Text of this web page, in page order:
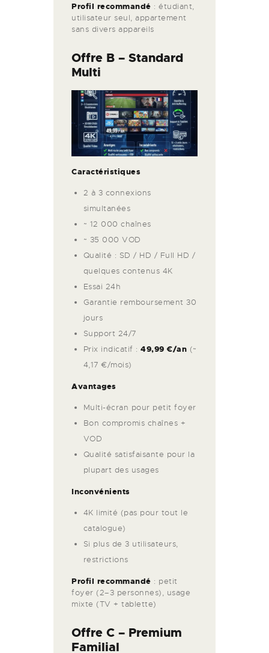
Profil recommandé : étudiant,
utilisateur seul, appartement
sans divers appareils
Offre B – Standard
Multi
Caractéristiques
2 à 3 connexions
simultanées
~ 12 000 chaînes
~ 35 000 VOD
Qualité : SD / HD / Full HD /
quelques contenus 4K
Essai 24h
Garantie remboursement 30
jours
Support 24/7
Prix indicatif : 49,99 €/an (~
4,17 €/mois)
Avantages
Multi-écran pour petit foyer
Bon compromis chaînes +
VOD
Qualité satisfaisante pour la
plupart des usages
Inconvénients
4K limité (pas pour tout le
catalogue)
Si plus de 3 utilisateurs,
restrictions
Profil recommandé : petit
foyer (2–3 personnes), usage
mixte (TV + tablette)
Offre C – Premium
Familial